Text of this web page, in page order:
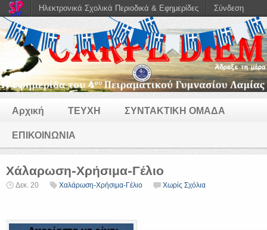
Αρχική ΤΕΥΧΗ ΣΥΝΤΑΚΤΙΚΗ ΟΜΑΔΑ
ΕΠΙΚΟΙΝΩΝΙΑ
Χάλαρωση-Χρήσιμα-Γέλιο
Δεκ. 20 Χαλάρωση-Χρήσιμα-Γέλιο Χωρίς Σχόλια
Ηλεκτρονικά Σχολικά Περιοδικά & Εφημερίδες Σύνδεση